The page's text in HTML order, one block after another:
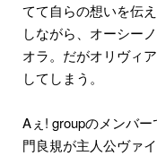
てて自らの想いを伝
しながら、オーシー
オラ。だがオリヴィ
してしまう。
​Aぇ! groupのメンバ
門良規が主人公ヴァ